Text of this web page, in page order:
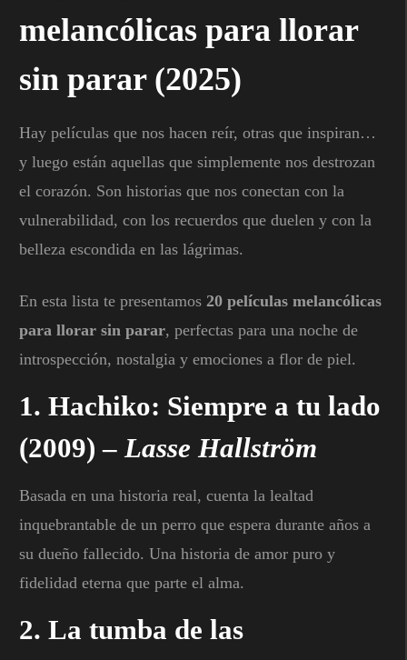
melancólicas para llorar
sin parar (2025)
Hay películas que nos hacen reír, otras que inspiran…
y luego están aquellas que simplemente nos destrozan
el corazón. Son historias que nos conectan con la
vulnerabilidad, con los recuerdos que duelen y con la
belleza escondida en las lágrimas.
En esta lista te presentamos 20 películas melancólicas
para llorar sin parar, perfectas para una noche de
introspección, nostalgia y emociones a flor de piel.
1. Hachiko: Siempre a tu lado
(2009) – Lasse Hallström
Basada en una historia real, cuenta la lealtad
inquebrantable de un perro que espera durante años a
su dueño fallecido. Una historia de amor puro y
fidelidad eterna que parte el alma.
2. La tumba de las